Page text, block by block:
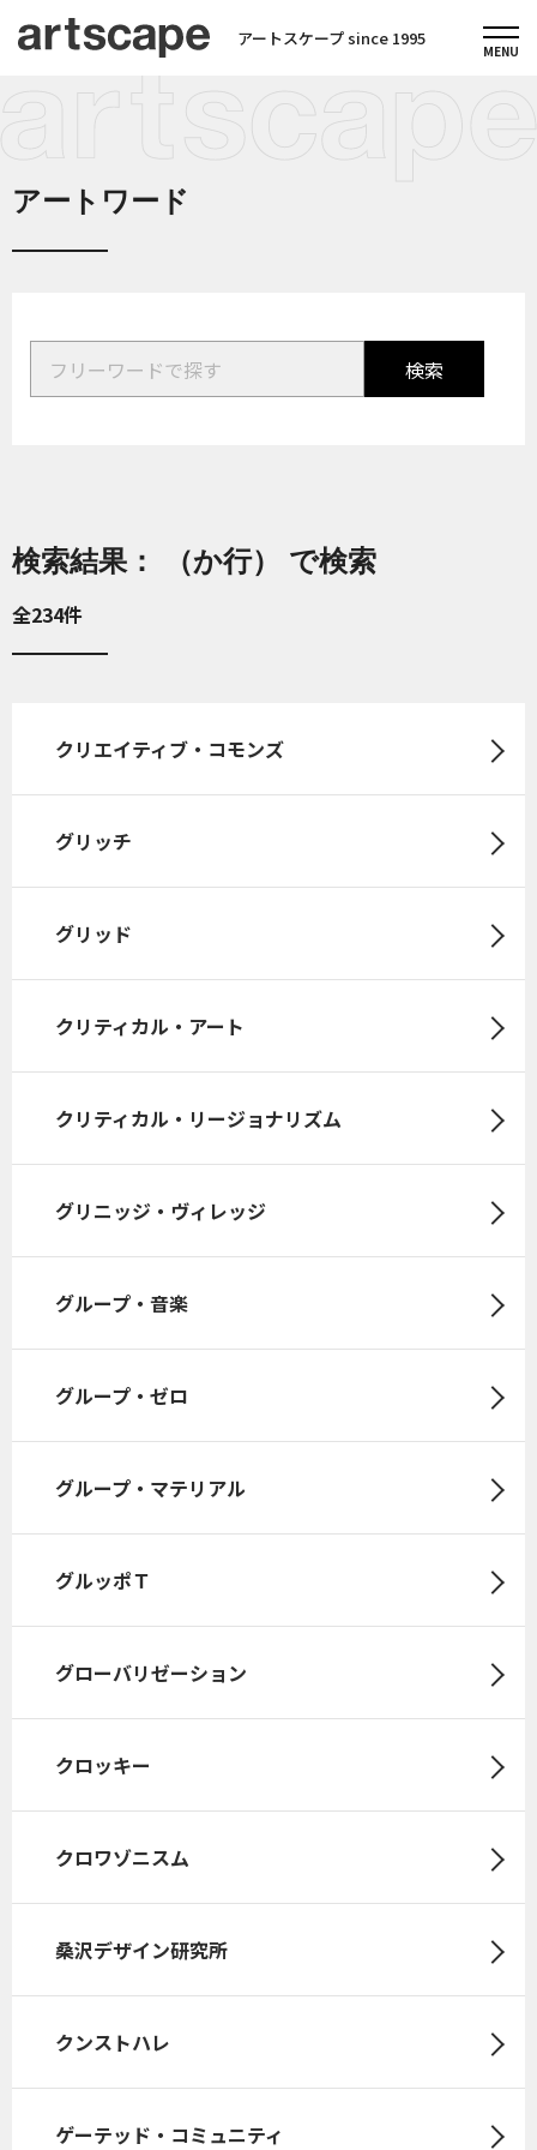
アートスケープ since 1995
アートワード
検索
検索結果： （か行） で検索
全234件
クリエイティブ・コモンズ
グリッチ
グリッド
クリティカル・アート
クリティカル・リージョナリズム
グリニッジ・ヴィレッジ
グループ・音楽
グループ・ゼロ
グループ・マテリアル
グルッポＴ
グローバリゼーション
クロッキー
クロワゾニスム
桑沢デザイン研究所
クンストハレ
ゲーテッド・コミュニティ